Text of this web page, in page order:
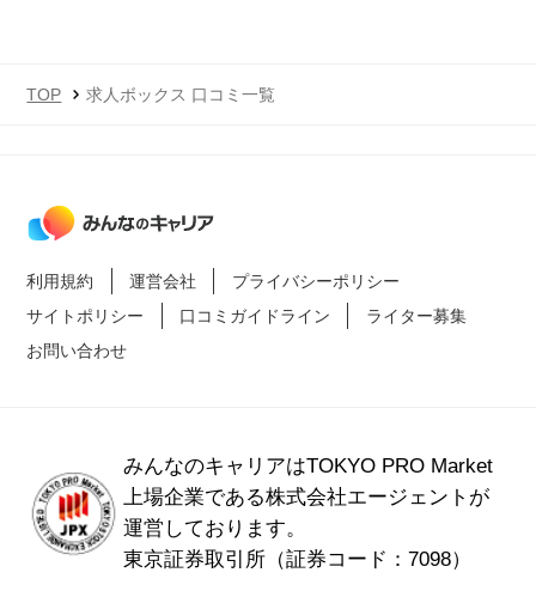
TOP 求人ボックス 口コミ一覧
利用規約 運営会社
プライバシーポリシー
サイトポリシー
口コミガイドライン
ライター募集
お問い合わせ
みんなのキャリアはTOKYO PRO Market
上場企業である株式会社エージェントが
運営しております。
東京証券取引所（証券コード：7098）